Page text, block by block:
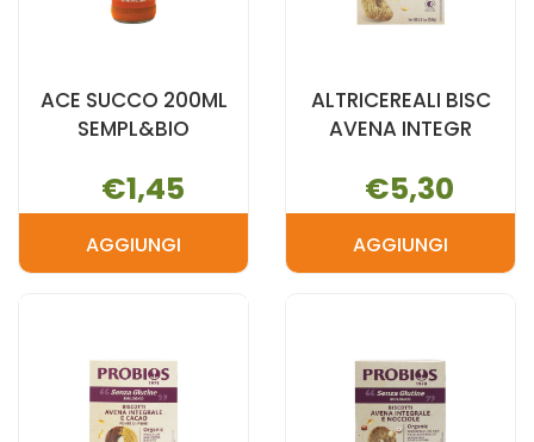
ACE SUCCO 200ML
SEMPL&BIO
€1,45
AGGIUNGIAGGIUNGI ACE
SEMPL&BIO AL
CARRELLO
ALTRICEREALI BISC
AVENA INTEGR
€5,30
AGGIUNGIAGGIUNGI
INTEGR AL
CARRELLO